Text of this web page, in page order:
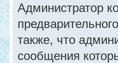
Администратор
также, что
сообщения